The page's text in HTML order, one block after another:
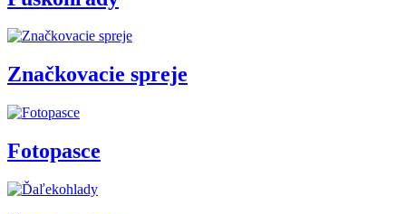
Značkovacie spreje
Fotopasce